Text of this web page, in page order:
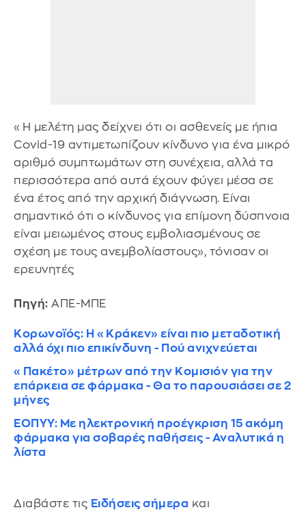
«Η μελέτη μας δείχνει ότι οι ασθενείς με ήπια
Covid-19 αντιμετωπίζουν κίνδυνο για ένα μικρό
αριθμό συμπτωμάτων στη συνέχεια, αλλά τα
περισσότερα από αυτά έχουν φύγει μέσα σε
ένα έτος από την αρχική διάγνωση. Είναι
σημαντικό ότι ο κίνδυνος για επίμονη δύσπνοια
είναι μειωμένος στους εμβολιασμένους σε
σχέση με τους ανεμβολίαστους», τόνισαν οι
ερευνητές
Πηγή: ΑΠΕ-ΜΠΕ
Κορωνοϊός: Η «Κράκεν» είναι πιο μεταδοτική
αλλά όχι πιο επικίνδυνη - Πού ανιχνεύεται
«Πακέτο» μέτρων από την Κομισιόν για την
επάρκεια σε φάρμακα - Θα το παρουσιάσει σε 2
μήνες
ΕΟΠΥΥ: Με ηλεκτρονική προέγκριση 15 ακόμη
φάρμακα για σοβαρές παθήσεις - Αναλυτικά η
λίστα
Διαβάστε τις Ειδήσεις σήμερα και